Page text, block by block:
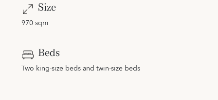
Size
970 sqm
Beds
Two king-size beds and twin-size beds